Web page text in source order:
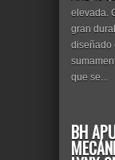
elevada.
gran
diseñado
que se...
BH